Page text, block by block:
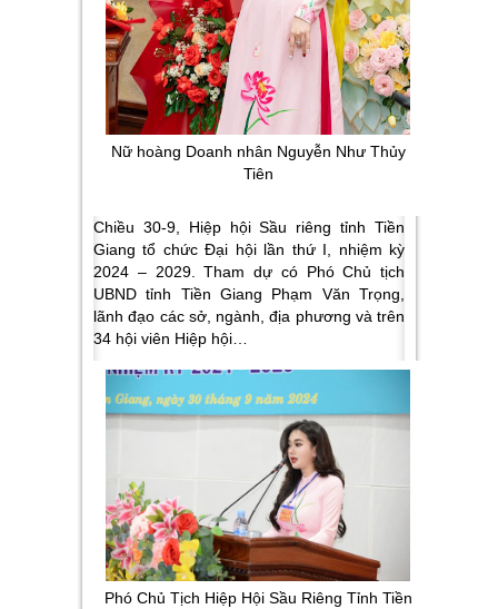
Nữ hoàng Doanh nhân Nguyễn Như Thủy
Tiên
Chiều 30-9, Hiệp hội Sầu riêng tỉnh Tiền
Giang tổ chức Đại hội lần thứ I, nhiệm kỳ
2024 – 2029. Tham dự có Phó Chủ tịch
UBND tỉnh Tiền Giang Phạm Văn Trọng,
lãnh đạo các sở, ngành, địa phương và trên
34 hội viên Hiệp hội…
Phó Chủ Tịch Hiệp Hội Sầu Riêng Tỉnh Tiền